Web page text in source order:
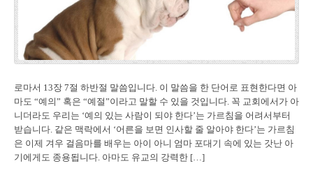
로마서 13장 7절 하반절 말씀입니다. 이 말씀을 한 단어로 표현한다면 아
마도 “예의” 혹은 “예절”이라고 말할 수 있을 것입니다. 꼭 교회에서가 아
니더라도 우리는 ‘예의 있는 사람이 되야 한다’는 가르침을 어려서부터
받습니다. 같은 맥락에서 ‘어른을 보면 인사할 줄 알아야 한다’는 가르침
은 이제 겨우 걸음마를 배우는 아이 아니 엄마 포대기 속에 있는 갓난 아
기에게도 종용됩니다. 아마도 유교의 강력한 […]